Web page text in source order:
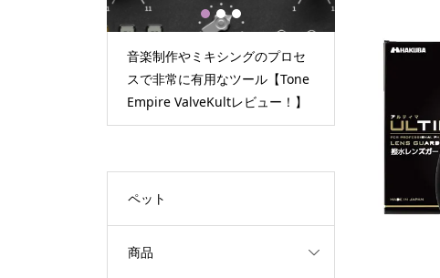
作やミキシングのプロセ
常に有用なツール【Tone
ValveKultレビュー！】
4つの先端テクノロジーを集結
新次元のトータルケアマシン FO
RCE CUTTER（フォースカッタ...
1 2 3
ペット
商品